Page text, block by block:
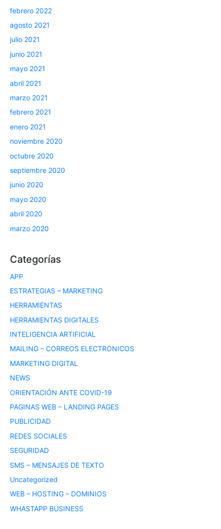
febrero 2022
agosto 2021
julio 2021
junio 2021
mayo 2021
abril 2021
marzo 2021
febrero 2021
enero 2021
noviembre 2020
octubre 2020
septiembre 2020
junio 2020
mayo 2020
abril 2020
marzo 2020
Categorías
APP
ESTRATEGIAS – MARKETING
HERRAMIENTAS
HERRAMIENTAS DIGITALES
INTELIGENCIA ARTIFICIAL
MAILING – CORREOS ELECTRONICOS
MARKETING DIGITAL
NEWS
ORIENTACIÓN ANTE COVID-19
PAGINAS WEB – LANDING PAGES
PUBLICIDAD
REDES SOCIALES
SEGURIDAD
SMS – MENSAJES DE TEXTO
Uncategorized
WEB – HOSTING – DOMINIOS
WHASTAPP BUSINESS